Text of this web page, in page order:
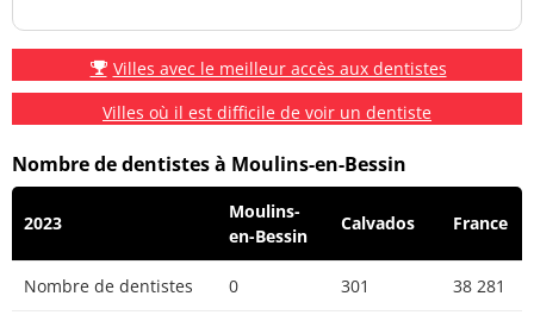
Villes avec le meilleur accès aux dentistes
Villes où il est difficile de voir un dentiste
Nombre de dentistes à Moulins-en-Bessin
2023
Moulins-
en-Bessin
Calvados France
Nombre de dentistes 0 301 38 281